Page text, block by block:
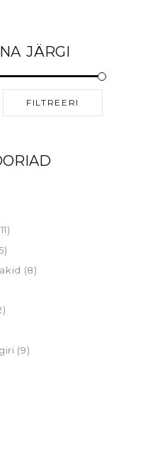
JÄRGI
FILTREERI
(8)
(9)